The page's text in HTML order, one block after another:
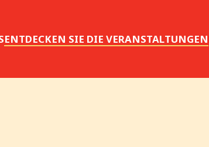
ENTDECKEN SIE DIE VERANSTALTUNGEN